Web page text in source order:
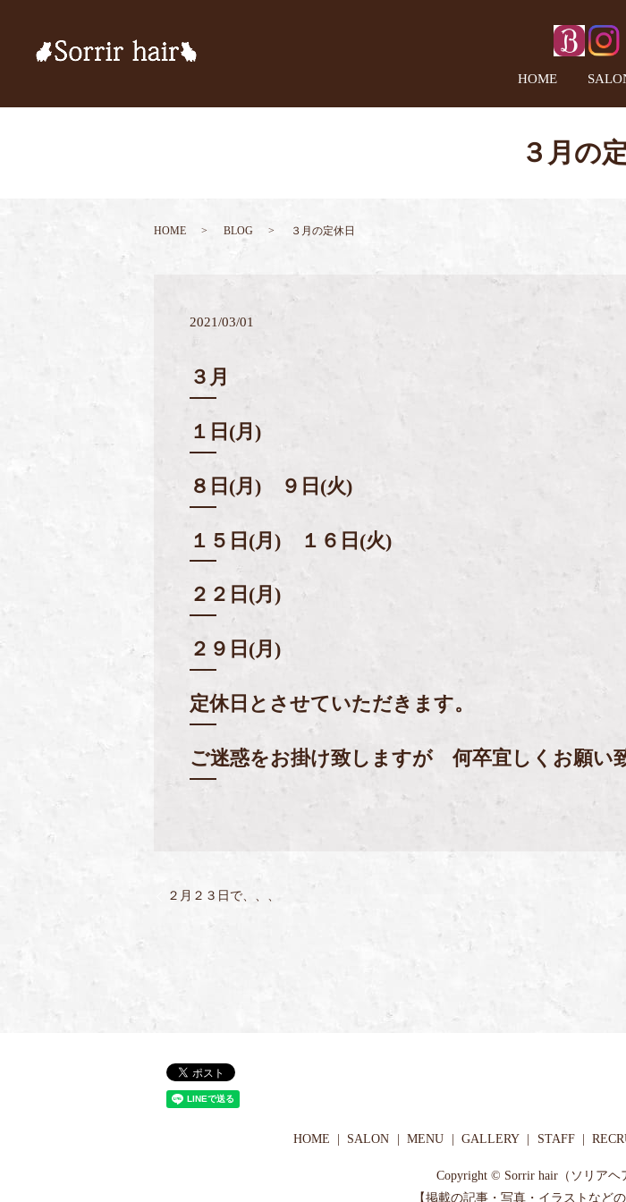
HOME
３月の
HOME BLOG ３月の定休日
2021/03/01
３月
１日(月)
８日(月) ９日(火)
１５日(月) １６日(火)
２２日(月)
２９日(月)
定休日とさせていただきます。
ご迷惑をお掛け致しますが 何卒宜しくお願い
２月２３日で、、、
HOME SALON MENU GALLERY STAFF
Copyright © Sorrir hair（ソリアヘ
【掲載の記事・写真・イラストなど